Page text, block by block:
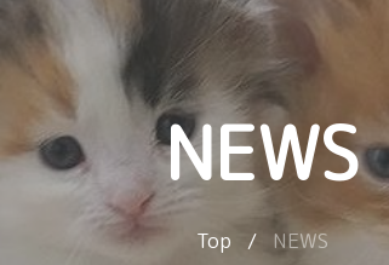
NEWS
Top / NEWS